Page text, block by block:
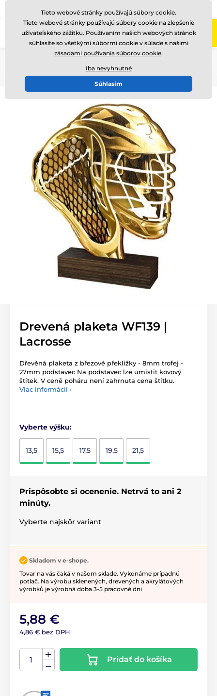
Zavolajte nám (Po-Pi 8-17) +421220255160
Drevená plaketa WF139 |
Lacrosse
Dřevěná plaketa z březové překližky - 8mm trofej -
27mm podstavec Na podstavec lze umístit kovový
štítek. V ceně poháru není zahrnuta cena štítku.
Viac informácií ›
Vyberte výšku:
13,5 15,5 17,5 19,5 21,5
Prispôsobte si ocenenie. Netrvá to ani 2
minúty.
Vyberte najskôr variant
Skladom v e-shope.
Tovar na vás čaká v našom sklade. Vykonáme prípadnú
potlač. Na výrobu sklenených, drevených a akrylátových
výrobků je výrobná doba 3-5 pracovné dni
5,88 €
4,86 € bez DPH
Pridať do košíka
Tieto webové stránky používajú súbory cookie.
Tieto webové stránky používajú súbory cookie na zlepšenie
užívateľského zážitku. Používaním našich webových stránok
súhlasíte so všetkými súbormi cookie v súlade s našimi
zásadami používania súborov cookie.
Iba nevyhnutné
Súhlasím